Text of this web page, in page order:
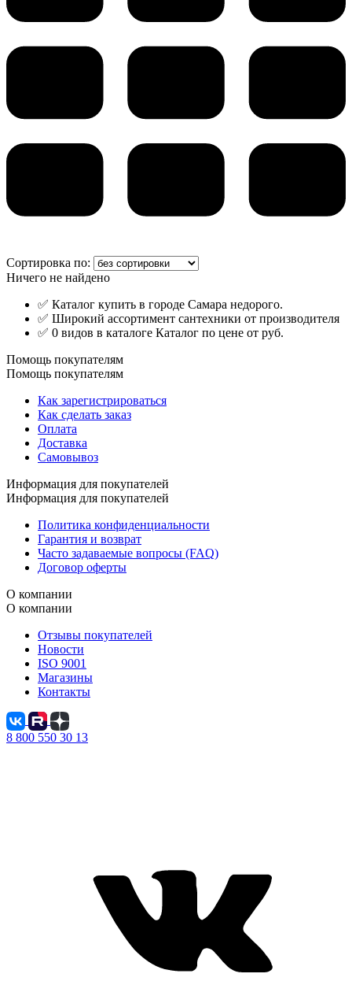
Сортировка по:
Ничего не найдено
✅ Каталог купить в городе Самара недорого.
✅ Широкий ассортимент сантехники от производителя
✅ 0 видов в каталоге Каталог по цене от руб.
Помощь покупателям
Помощь покупателям
Как зарегистрироваться
Как сделать заказ
Оплата
Доставка
Самовывоз
Информация для покупателей
Информация для покупателей
Политика конфиденциальности
Гарантия и возврат
Часто задаваемые вопросы (FAQ)
Договор оферты
О компании
О компании
Отзывы покупателей
Новости
ISO 9001
Магазины
Контакты
8 800 550 30 13